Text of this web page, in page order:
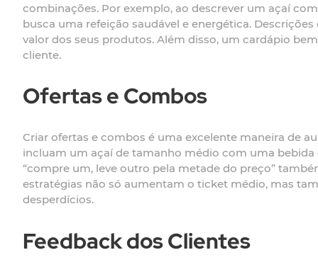
combinações. Por exemplo, ao descrever um açaí
busca uma refeição saudável e energética.
valor dos seus produtos. Além disso, um cardápio
cliente.
Ofertas e Combos
Criar ofertas e combos é uma excelente maneira de
incluam um açaí de tamanho médio com uma
“compre um, leve outro pela metade do preço”
estratégias não só aumentam o ticket médio, mas
desperdícios.
Feedback dos Clientes